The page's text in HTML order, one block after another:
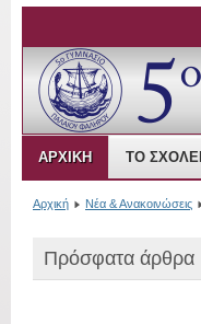
Open Source
ΑΡΧΙΚΉ ΤΟ
Αρχική Νέα & Ανακοινώσεις
Πρόσφατα άρθρα